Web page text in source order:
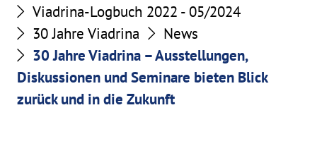
Viadrina-Logbuch 2022 - 05/2024
30 Jahre Viadrina
News
30 Jahre Viadrina – Ausstellungen,
Diskussionen und Seminare bieten Blick
zurück und in die Zukunft